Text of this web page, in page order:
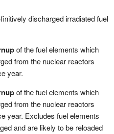
discharged irradiated fuel
of the fuel elements which
from the nuclear reactors
year.
of the fuel elements which
from the nuclear reactors
year. Excludes fuel elements
and are likely to be reloaded